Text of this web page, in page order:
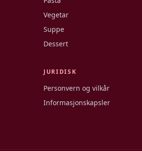
Vegetar
Suppe
Dessert
JURIDISK
Personvern og vilkår
Informasjonskapsler